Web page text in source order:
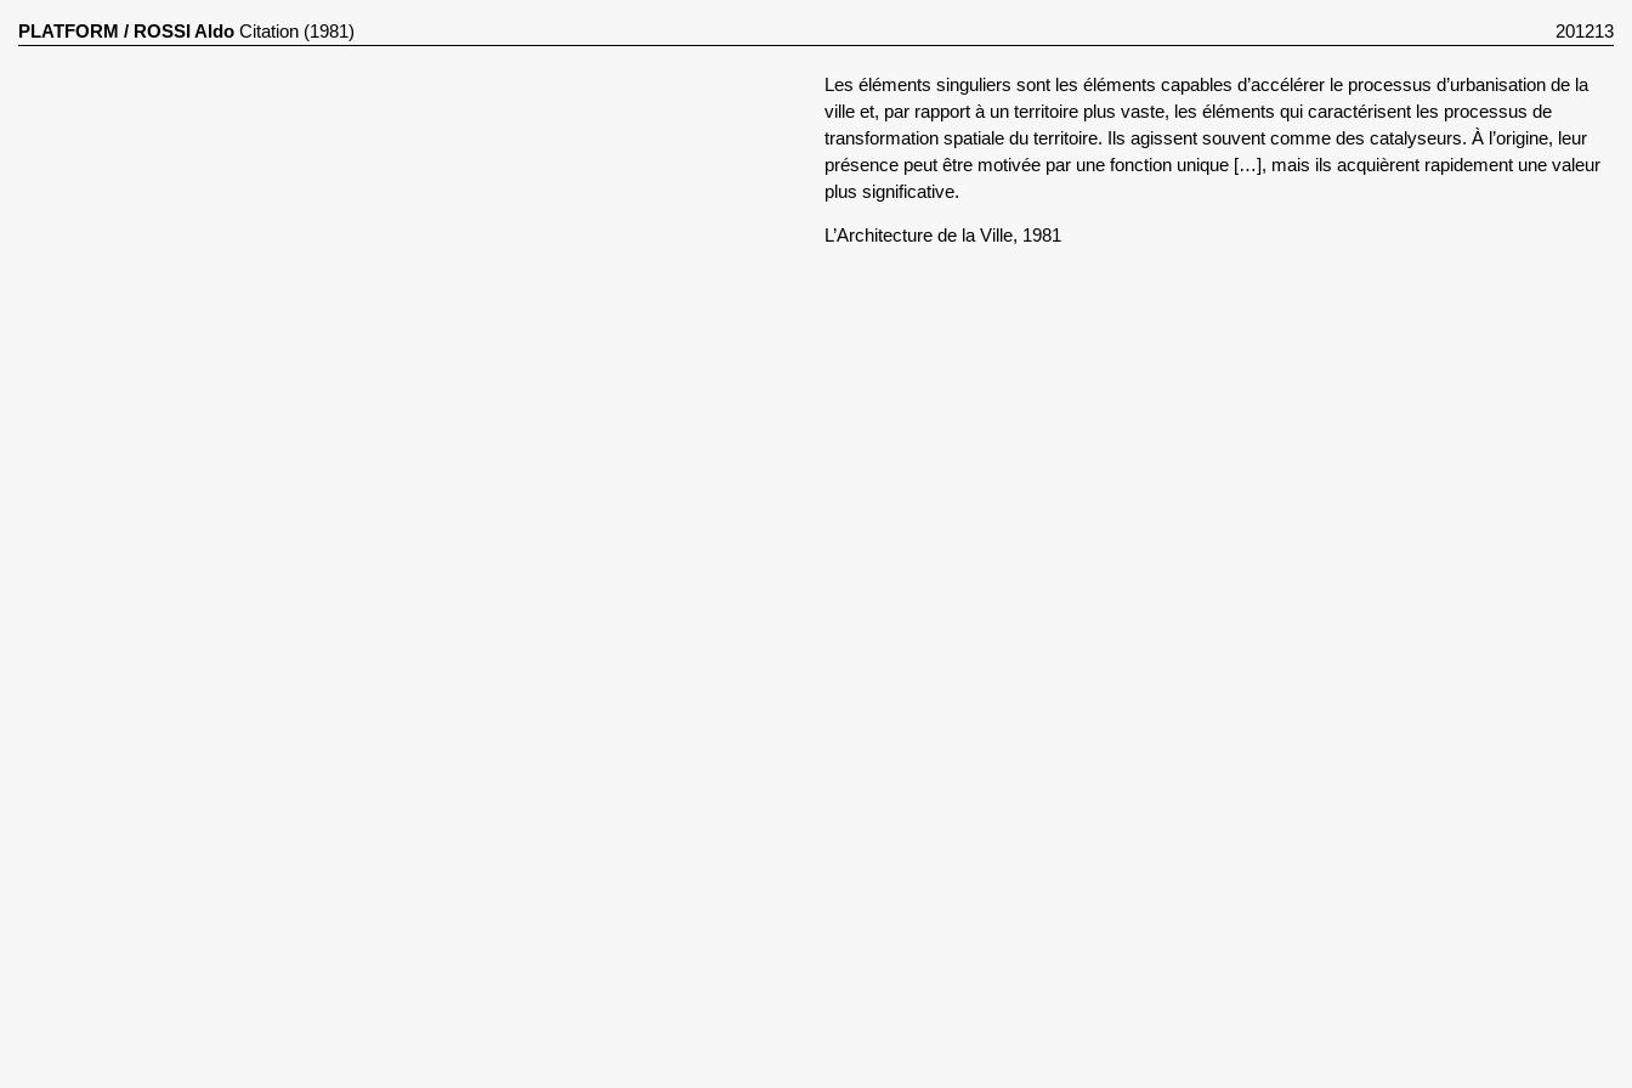
PLATFORM / ROSSI AldoCitation (1981) 201213
Les éléments singuliers sont les éléments capables d’accélérer le processus d’urbanisation de la
ville et, par rapport à un territoire plus vaste, les éléments qui caractérisent les processus de
transformation spatiale du territoire. Ils agissent souvent comme des catalyseurs. À l’origine, leur
présence peut être motivée par une fonction unique […], mais ils acquièrent rapidement une valeur
plus significative.
L’Architecture de la Ville, 1981